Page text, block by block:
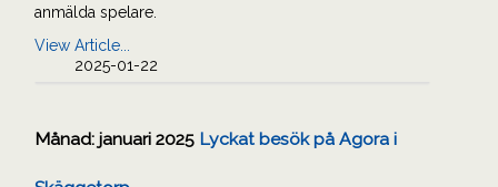
anmälda spelare.
View Article...
2025-01-22
Månad: januari 2025 Lyckat besök på Agora i